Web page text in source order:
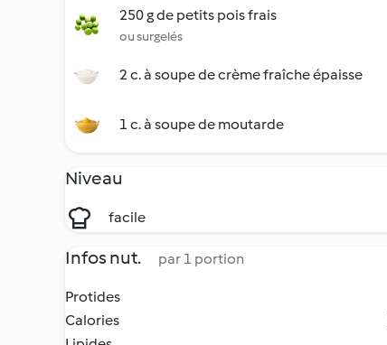
250 g de petits pois frais
ou surgelés
2 c. à soupe de crème fraîche épaisse
1 c. à soupe de moutarde
Niveau
facile
Infos nut. par 1 portion
Protides
Calories